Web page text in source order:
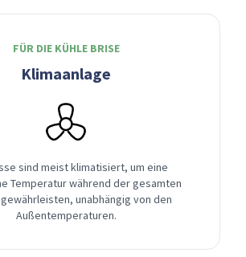
FÜR DIE KÜHLE BRISE
Klimaanlage
sind meist klimatisiert, um eine
Temperatur während der gesamten
unabhängig von den
Außentemperaturen.